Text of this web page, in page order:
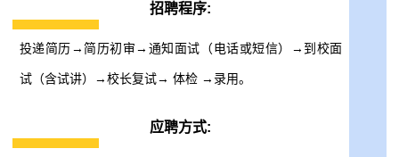
招聘程序:
投递简历→简历初审→通知面试（电话或短信）→到校面
试（含试讲）→校长复试→ 体检 →录用。
应聘方式: